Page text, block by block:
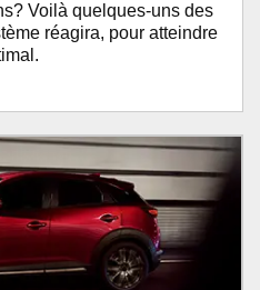
Voilà quelques-uns des
réagira, pour atteindre